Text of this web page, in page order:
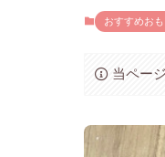
おすすめお
当ペー